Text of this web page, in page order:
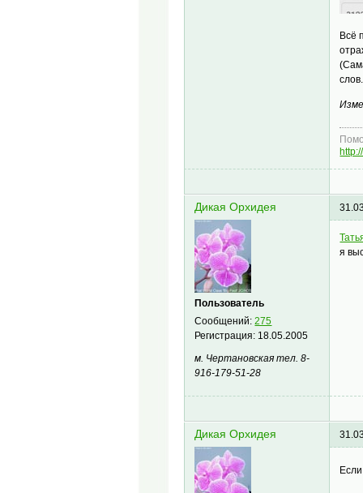
Всё
Дикая Орхидея
Пользователь
Сообщений:275
Регистрация: 18.05.2005
м. Чертановская тел. 8-
916-179-51-28
я
Дикая Орхидея